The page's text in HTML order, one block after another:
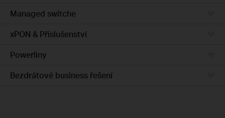
Managed switche
xPON & Příslušenství
Powerliny
Bezdrátové business řešení